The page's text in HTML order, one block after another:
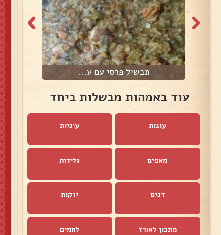
תבשיל פרסי עם ע...
עוד באמהות מבשלות ביחד
עוגות עוגיות
מאפים גלידות
דגים ירקות
מתכון לאורז לחמים